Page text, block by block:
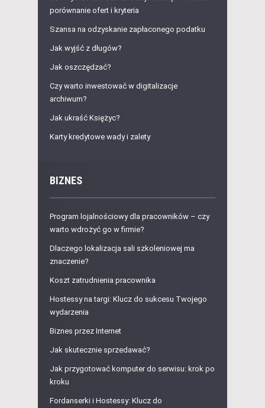
porównanie ofert i kryteria
Szansa na odzyskanie zapłaconego podatku
Jak wyjść z długów?
Jak oszczędzać?
Czy warto inwestować w digitalizacje
archiwum?
Jak ukraść Księżyc?
Karty kredytowe wady i zalety
BIZNES
Program lojalnościowy dla pracowników – czy
warto wdrożyć go w firmie?
Dlaczego lokalizacja sali szkoleniowej ma
znaczenie?
Koszt zatrudnienia pracownika
Hostessy na targi: Klucz do sukcesu Twojego
wydarzenia
Biznes przez Internet
Jak skutecznie sprzedawać?
Jak przygotować komputer do serwisu: krok po
kroku
Fordanserki i Hostessy: Klucz do